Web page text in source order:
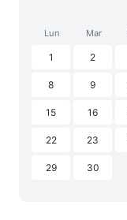
Lun Mar
1 2
8 9
15 16
22 23
29 30